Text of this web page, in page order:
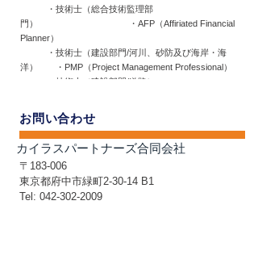
・技術士（総合技術監理部
門） ・AFP（Affiriated Financial
Planner）
・技術士（建設部門/河川、砂防及び海岸・海
洋） ・PMP（Project Management Professional）
・技術士（建設部門/道路）
・RCCM（港湾及び空港）
お問い合わせ
カイラスパートナーズ合同会社
〒183-006
東京都府中市緑町2-30-14 B1
Tel: 042-302-2009